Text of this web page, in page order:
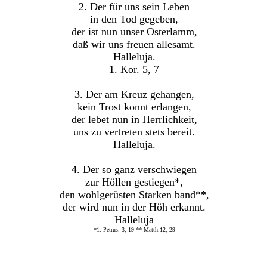
2. Der für uns sein Leben
in den Tod gegeben,
der ist nun unser Osterlamm,
daß wir uns freuen allesamt.
Halleluja.
1. Kor. 5, 7
3. Der am Kreuz gehangen,
kein Trost konnt erlangen,
der lebet nun in Herrlichkeit,
uns zu vertreten stets bereit.
Halleluja.
4. Der so ganz verschwiegen
zur Höllen gestiegen*,
den wohlgerüsten Starken band**,
der wird nun in der Höh erkannt.
Halleluja
*1. Petrus. 3, 19 ** Matth.12, 29